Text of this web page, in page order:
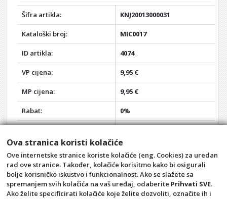
Šifra artikla: KNJ20013000031
Kataloški broj: MIC0017
ID artikla: 4074
VP cijena: 9,95 €
MP cijena: 9,95 €
Rabat: 0%
Akcija: -
Opći uvjeti
Pravila privatnosti
Ova stranica koristi kolačiće
Ove internetske stranice koriste kolačiće (eng. Cookies) za uredan
rad ove stranice. Također, kolačiće korisitmo kako bi osigurali
bolje korisničko iskustvo i funkcionalnost. Ako se slažete sa
spremanjem svih kolačića na vaš uređaj, odaberite Prihvati SVE.
Ako želite specificirati kolačiće koje želite dozvoliti, označite ih i